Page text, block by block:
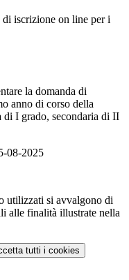
di iscrizione on line per i
la domanda di
anno di corso della
di I grado, secondaria di II
08-2025
utilizzati si avvalgono di
alle finalità illustrate nella
tutti i cookies